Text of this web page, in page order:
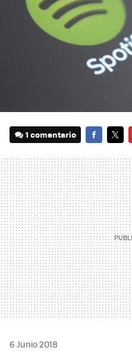
1 comentario
6 Junio 2018